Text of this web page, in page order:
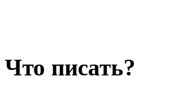
Что писать?